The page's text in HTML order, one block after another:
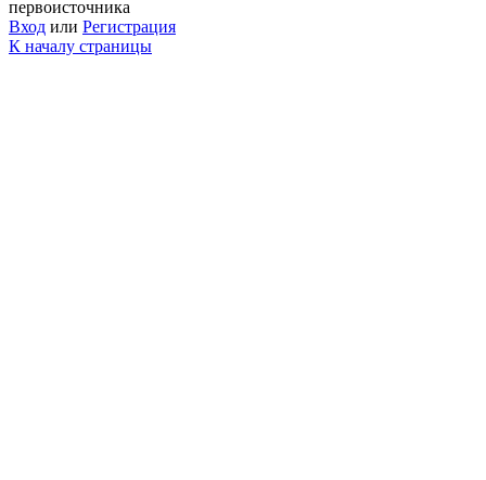
первоисточника
Вход или Регистрация
К началу страницы